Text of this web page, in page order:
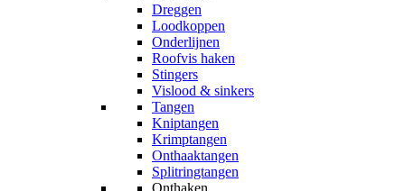
Dreggen
Loodkoppen
Onderlijnen
Roofvis haken
Stingers
Vislood & sinkers
Tangen
Kniptangen
Krimptangen
Onthaaktangen
Splitringtangen
Onthaken